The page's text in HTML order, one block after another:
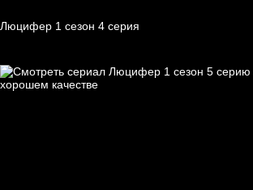
Люцифер 1 cезон 4 cерия